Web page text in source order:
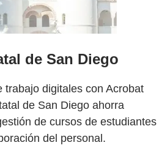
de San Diego
trabajo digitales con Acrobat
de San Diego ahorra
de cursos de estudiantes
del personal.